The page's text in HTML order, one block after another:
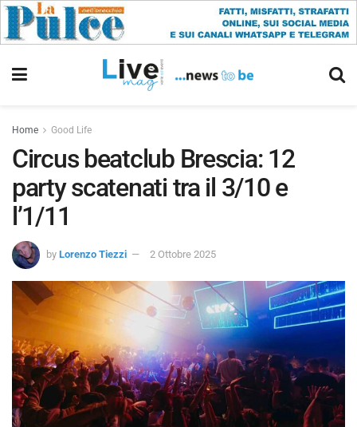
Home Good Life
Circus beatclub Brescia: 12
party scatenati tra il 3/10 e
l’1/11
by Lorenzo Tiezzi 2 Ottobre 2025